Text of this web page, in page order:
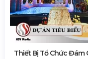
Thiết Bị Tổ Chức Đám